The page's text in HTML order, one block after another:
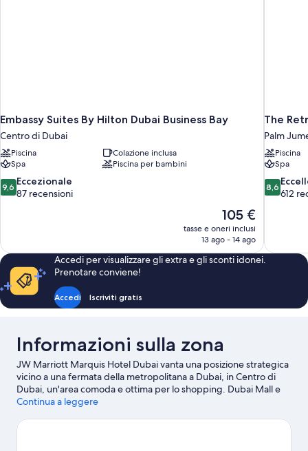
Embassy Suites By Hilton Dubai Business Bay
Centro di Dubai
Piscina
Colazione inclusa
Spa
Piscina per bambini
9.6
su
recensioni
9,6 Eccezionale
87 recensioni
Il
prezzo
attuale
105 €
105 €
tasse e oneri inclusi
13 ago - 14 ago
The
Palm
Piscina
Spa
8.6
su
recensioni
8,6
612
Accedi per visualizzare gli extra e gli sconti idonei.
Prenotare conviene!
Accedi Iscriviti gratis
Informazioni sulla zona
JW Marriott Marquis Hotel Dubai vanta una posizione strategica
vicino a una fermata della metropolitana a Dubai, in Centro di
Dubai, un'area comoda e ottima per lo shopping. Dubai Mall e
Mall of the Emirates sono due tappe fondamentali per tutti gli
sono invece Wild Wadi e Aquaventure. Burj Khalifa e Ski Dubai
Continua a leggere